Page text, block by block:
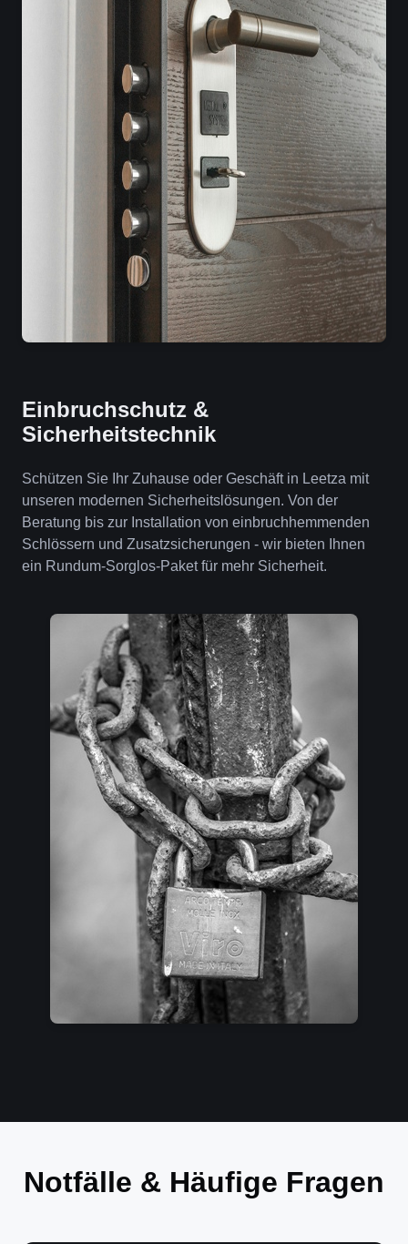
Einbruchschutz &
Sicherheitstechnik
Schützen Sie Ihr Zuhause oder Geschäft in Leetza mit
unseren modernen Sicherheitslösungen. Von der
Beratung bis zur Installation von einbruchhemmenden
Schlössern und Zusatzsicherungen - wir bieten Ihnen
ein Rundum-Sorglos-Paket für mehr Sicherheit.
Notfälle & Häufige Fragen